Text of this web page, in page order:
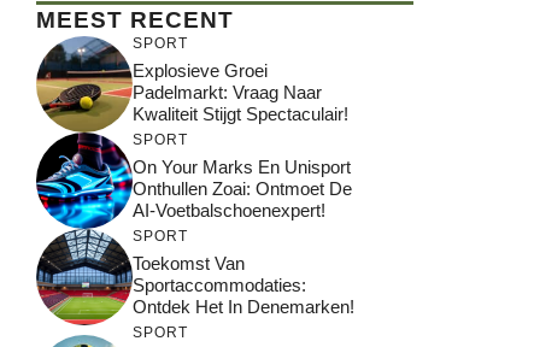
MEEST RECENT
SPORT
Explosieve Groei
Padelmarkt: Vraag Naar
Kwaliteit Stijgt Spectaculair!
SPORT
On Your Marks En Unisport
Onthullen Zoai: Ontmoet De
AI-Voetbalschoenexpert!
SPORT
Toekomst Van
Sportaccommodaties:
Ontdek Het In Denemarken!
SPORT